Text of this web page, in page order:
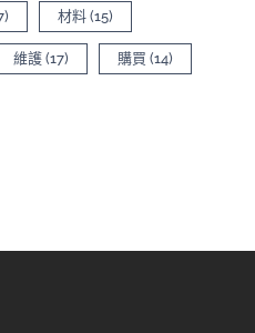
材料 (15)
維護 (17) 購買 (14)